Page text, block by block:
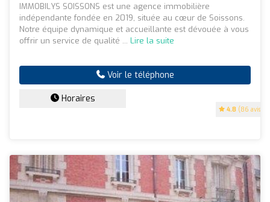
4.8 (86 avis)
IMMOBILYS SOISSONS est une agence immobilière
indépendante fondée en 2019, située au cœur de Soissons.
Notre équipe dynamique et accueillante est dévouée à vous
offrir un service de qualité ... Lire la suite
Voir le téléphone
Horaires